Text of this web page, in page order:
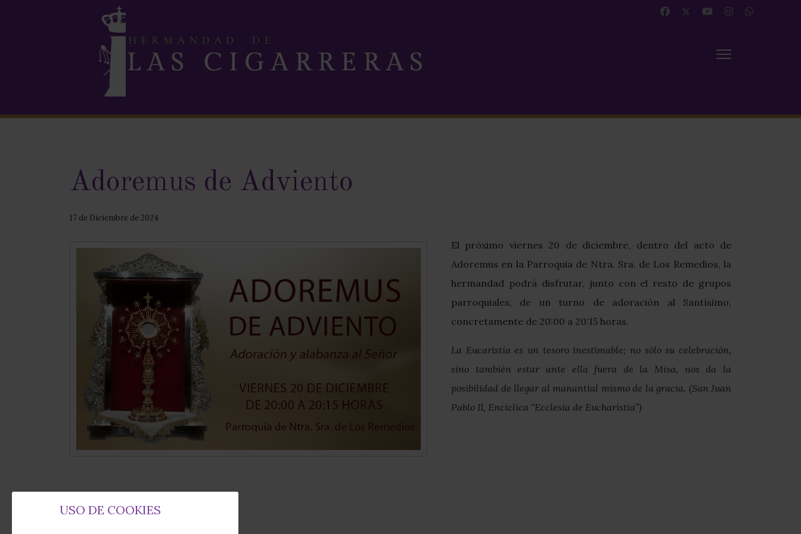
Adoremus de Adviento
17 de Diciembre de 2024
El próximo viernes 20 de diciembre, dentro del acto de
Adoremus en la Parroquia de Ntra. Sra. de Los Remedios, la
hermandad podrá disfrutar, junto con el resto de grupos
parroquiales, de un turno de adoración al Santísimo,
concretamente de 20:00 a 20:15 horas.
La Eucaristía es un tesoro inestimable; no sólo su celebración,
sino también estar ante ella fuera de la Misa, nos da la
posibilidad de llegar al manantial mismo de la gracia. (San Juan
Pablo II, Encíclica “Ecclesia de Eucharistia”)
USO DE COOKIES